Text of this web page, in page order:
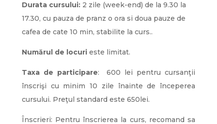
Durata cursului:2 zile (week-end) de la 9.30 la
17.30, cu pauza de pranz o ora si doua pauze de
cafea de cate 10 min, stabilite la curs..
Numărul de locurieste limitat.
Taxa de participare: 600 lei pentru cursanţii
înscrişi cu minim 10 zile înainte de începerea
cursului. Preţul standard este 650lei.
Înscrieri: Pentru înscrierea la curs, recomand sa